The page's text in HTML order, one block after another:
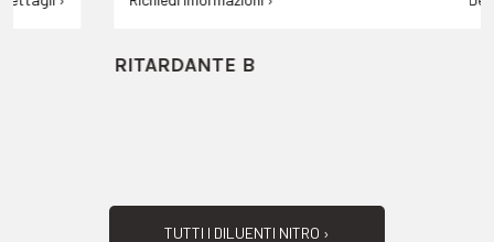
RITARDANTE B
TUTTI I DILUENTI NITRO ›